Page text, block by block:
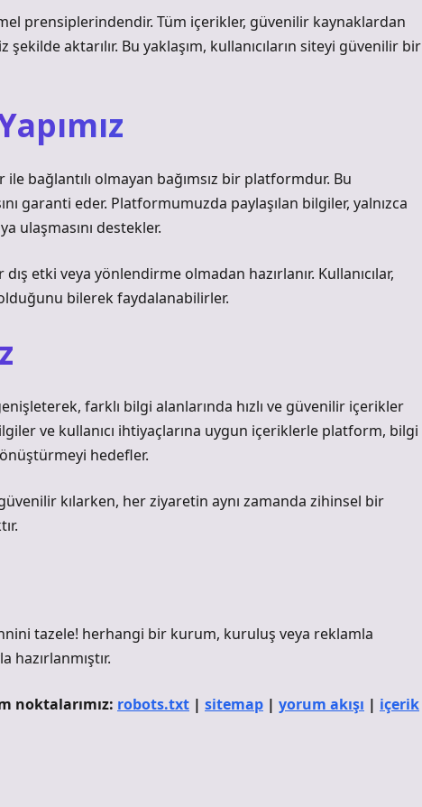
prensiplerindendir. Tüm içerikler, güvenilir kaynaklardan
aktarılır. Bu yaklaşım, kullanıcıların siteyi güvenilir bir
bağlantılı olmayan bağımsız bir platformdur. Bu
garanti eder. Platformumuzda paylaşılan bilgiler, yalnızca
ulaşmasını destekler.
etki veya yönlendirme olmadan hazırlanır. Kullanıcılar,
bilerek faydalanabilirler.
farklı bilgi alanlarında hızlı ve güvenilir içerikler
ve kullanıcı ihtiyaçlarına uygun içeriklerle platform, bilgi
hedefler.
kılarken, her ziyaretin aynı zamanda zihinsel bir
tazele! herhangi bir kurum, kuruluş veya reklamla
hazırlanmıştır.
noktalarımız: robots.txt | sitemap | yorum akışı | içerik